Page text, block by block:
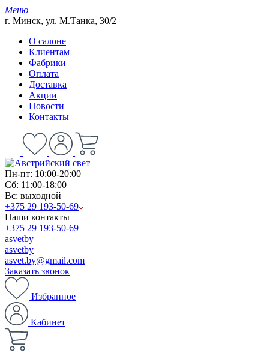
Меню
г. Минск, ул. М.Танка, 30/2
О салоне
Клиентам
Фабрики
Оплата
Доставка
Акции
Новости
Контакты
Пн-пт: 10:00-20:00
Сб: 11:00-18:00
Вс: выходной
+375 29 193-50-69
Наши контакты
+375 29 193-50-69
asvetby
asvetby
asvet.by@gmail.com
Заказать звонок
Избранное
Кабинет